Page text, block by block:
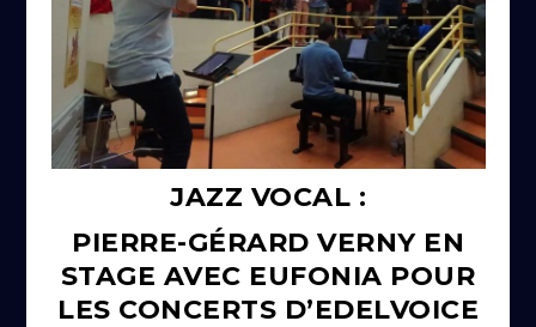
JAZZ VOCAL :
PIERRE-GÉRARD VERNY EN
STAGE AVEC EUFONIA POUR
LES CONCERTS D’EDELVOICE